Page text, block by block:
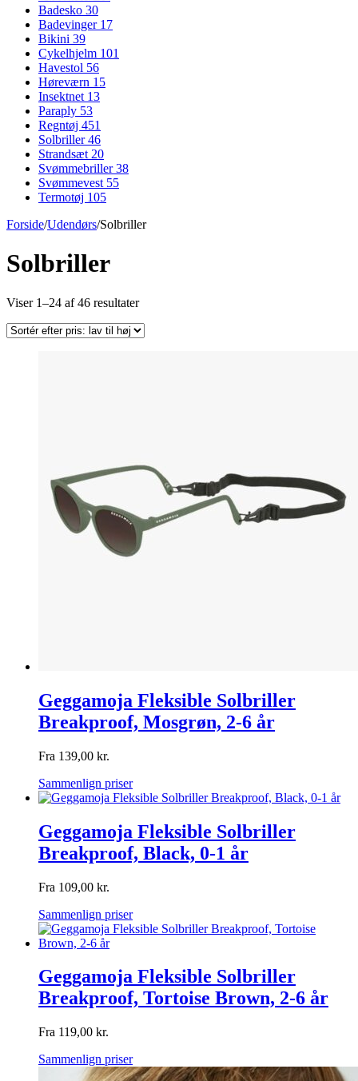
Badesko 30
Badevinger 17
Bikini 39
Cykelhjelm 101
Havestol 56
Høreværn 15
Insektnet 13
Paraply 53
Regntøj 451
Solbriller46
Strandsæt 20
Svømmebriller38
Svømmevest 55
Termotøj 105
Forside/Udendørs/Solbriller
Solbriller
Viser 1–24 af 46 resultaterSorteret
pris:
Geggamoja Fleksible Solbriller
Breakproof, Mosgrøn, 2-6 år
Fra 139,00 kr.
Sammenlign priser
Geggamoja Fleksible Solbriller
Breakproof, Black, 0-1 år
Fra 109,00 kr.
Sammenlign priser
Geggamoja Fleksible Solbriller
Breakproof, Tortoise Brown, 2-6 år
Fra 119,00 kr.
Sammenlign priser